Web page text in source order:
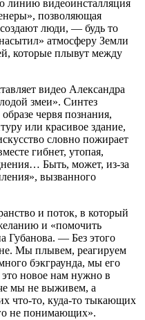
линию видеоинсталляция
позволяющая
люди, — будь то
атмосферу Земли
которые плывут между
видео Александра
змеи». Синтез
червя познания,
или красивое здание,
словно пожирает
гибнет, утопая,
Быть, может, из-за
вызванного
и поток, в который
и «помочить
Губанова. — Без этого
Мы плывем, реагируем
бэкграунда, мы его
это новое нам нужно в
мы не выживем, а
что-то, куда-то тыкающих
не понимающих».